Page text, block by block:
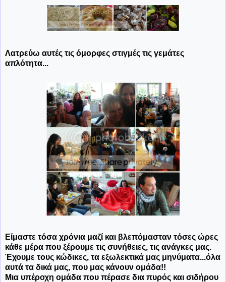
Λατρεύω αυτές τις όμορφες στιγμές τις γεμάτες
απλότητα...
Είμαστε τόσα χρόνια μαζί και βλεπόμασταν τόσες ώρες
κάθε μέρα που ξέρουμε τις συνήθειες, τις ανάγκες μας.
Έχουμε τους κώδικες, τα εξωλεκτικά μας μηνύματα...όλα
αυτά τα δικά μας, που μας κάνουν ομάδα!!
Μια υπέροχη ομάδα που πέρασε δια πυρός και σιδήρου